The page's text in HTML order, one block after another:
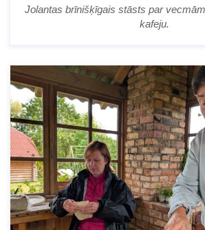
Jolantas brīnišķīgais stāsts par
kafeju.